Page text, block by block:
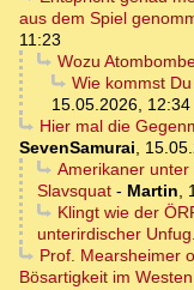
aus dem Spiel
11:23
Wozu
Wie kommst
15.05.2026, 12:34
Hier mal die
SevenSamurai,
Amerikaner unter
Slavsquat - Martin,
Klingt wie der
unterirdischer Unfug.
Prof. Mearsheimer
Bösartigkeit im